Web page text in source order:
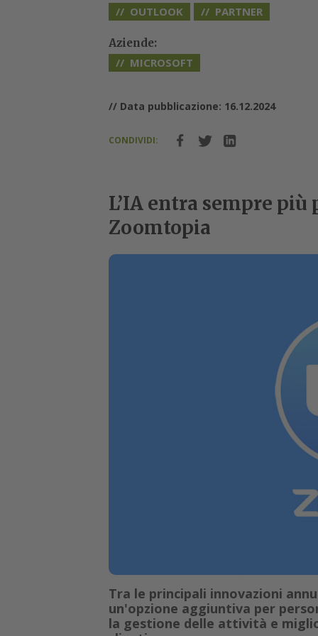
OUTLOOK PARTNER
Aziende:
MICROSOFT
// Data pubblicazione: 16.12.2024
CONDIVIDI:
L’IA entra sempre
Zoomtopia
Tra le principali innovazioni
un'opzione aggiuntiva per
la gestione delle attività e